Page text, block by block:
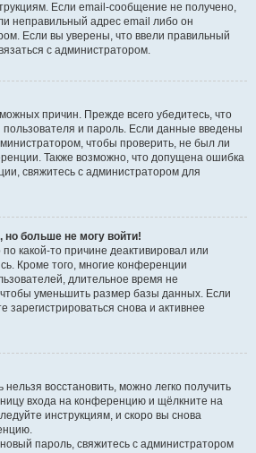
Если email-сообщение не получено,
неправильный адрес email либо он
Если вы уверены, что ввели правильный
с администратором.
причин. Прежде всего убедитесь, что
и пароль. Если данные введены
чтобы проверить, не был ли
Также возможно, что допущена ошибка
свяжитесь с администратором для
но больше не могу войти!
какой-то причине деактивировал или
Кроме того, многие конференции
длительное время не
уменьшить размер базы данных. Если
зарегистрироваться снова и активнее
восстановить, можно легко получить
входа на конференцию и щёлкните на
инструкциям, и скоро вы снова
пароль, свяжитесь с администратором